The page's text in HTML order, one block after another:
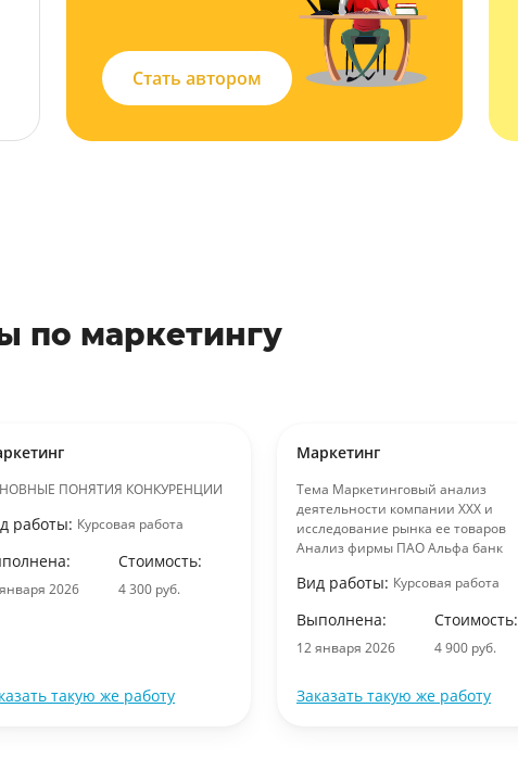
Стать автором
по маркетингу
ПОНЯТИЯ КОНКУРЕНЦИИ
работы: Курсовая работа
2026
Стоимость:
4 300 руб.
такую же работу
Маркетинг
Тема Маркетинговый анализ
деятельности компании ХХХ и
исследование рынка ее товаров
Анализ фирмы ПАО Альфа банк
Вид работы: Курсовая работа
Выполнена:
12 января 2026
Стоимость:
4 900 руб.
Заказать такую же работу